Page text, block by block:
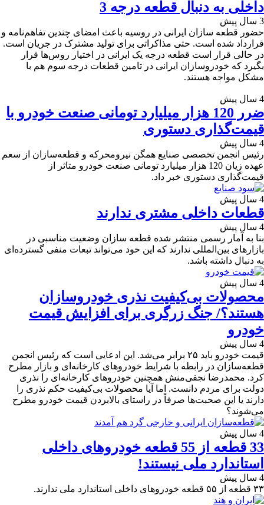
داخلی به دنبال قطعه درجه 3
3 سال پیش
حضور قطعه سازان ایرانی در روسیه باعث امضای چندین تفاهم‌نامه و
قرارداد شده است. حتی مذاکراتی برای تولید مشترک در جریان است.
در حالی قرار است قطعه درجه یک ایرانی در اختیار روس‌ها قرار
بگیرد که خودروسازان ایرانی در تامین قطعات درجه سوم هم با
مشکل مواجه هستند.
4 سال پیش
ضرر 120 هزار میلیارد تومانی صنعت خودرو با
قیمت‌گذاری دستوری
4 سال پیش
رئیس انجمن تخصصی صنایع همگن نیرومحرکه و قطعه‌سازان از سعم
عهده زیان 120 هزار میلیارد تومانی صنعت خودرو متاثر از
قیمت‌گذاری دستوری خبر داد.
4 سال پیش
قطعات داخلی مشتری ندارند
4 سال پیش
بنا به آمار رسمی منتشر شده قطعه سازان وضعیت مناسبی در
بازارهای بین‌المللی ندارند که این خود می‌تواند تبعات منفی گسترده‌ای
به دنبال داشته باشد.
4 سال پیش
محصولات بی‌کیفیت نذری خودروسازان
هستند؟/ جنگ زرگری برای افزایش قیمت
خودرو
4 سال پیش
قیمت خودرو باید ۲۵ برابر می‌شد. این ادعایی است که رئیس انجمن
قطعه‌سازان در رابطه با شرایط خودروهای کارخانه‌ای و بازار مطرح
کرد. محمدرضا نجفی‌منش همچنین خودروهای کارخانه‌ای را نذری
دولت برای مردم دانست. اما آیا محصولات بی‌کیفیت حکم نذری را
دارند یا این صحبت‌ها صرفاً در راستای بالابردن قیمت خودرو مطرح
می‌شوند؟
4 سال پیش
33 قطعه از 55 قطعه خودروهای داخلی
استاندارد ملی نیستند!
4 سال پیش
۳۳ قطعه از ۵۵ قطعه خودروهای داخلی استاندارد ملی ندارند.